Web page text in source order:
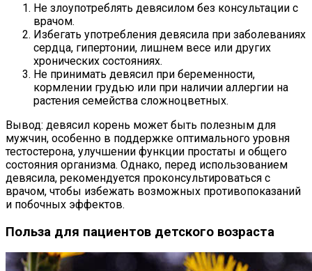
Не злоупотреблять девясилом без консультации с
врачом.
Избегать употребления девясила при заболеваниях
сердца, гипертонии, лишнем весе или других
хронических состояниях.
Не принимать девясил при беременности,
кормлении грудью или при наличии аллергии на
растения семейства сложноцветных.
Вывод: девясил корень может быть полезным для
мужчин, особенно в поддержке оптимального уровня
тестостерона, улучшении функции простаты и общего
состояния организма. Однако, перед использованием
девясила, рекомендуется проконсультироваться с
врачом, чтобы избежать возможных противопоказаний
и побочных эффектов.
Польза для пациентов детского возраста